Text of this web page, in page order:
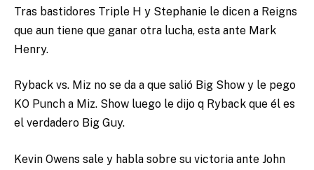
Tras bastidores Triple H y Stephanie le dicen a Reigns
que aun tiene que ganar otra lucha, esta ante Mark
Henry.
Ryback vs. Miz no se da a que salió Big Show y le pego
KO Punch a Miz. Show luego le dijo q Ryback que él es
el verdadero Big Guy.
Kevin Owens sale y habla sobre su victoria ante John